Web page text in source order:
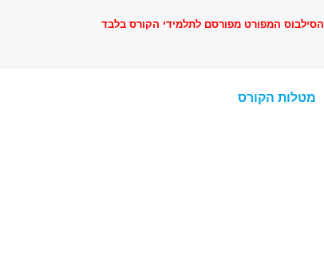
הסילבוס המפורט מפורסם לתלמידי הקורס בלבד
מטלות הקורס